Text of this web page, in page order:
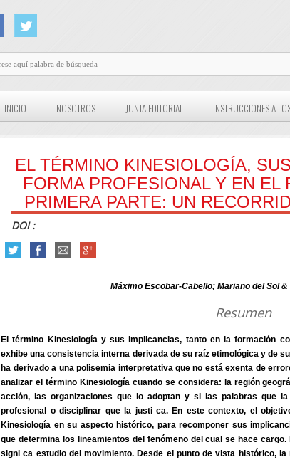
INICIO NOSOTROS JUNTA EDITORIAL INSTRUCCIONES A
EL TÉRMINO KINESIOLOGÍA,
FORMA PROFESIONAL Y EN EL
PRIMERA PARTE: UN
DOI :
Máximo Escobar-Cabello; Mariano del Sol
Resumen
El término Kinesiología y sus implicancias, tanto en la formación
exhibe una consistencia interna derivada de su raíz etimológica y de
ha derivado a una polisemia interpretativa que no está exenta de
analizar el término Kinesiología cuando se considera: la región
acción, las organizaciones que lo adoptan y si las palabras que
profesional o disciplinar que la justi ca. En este contexto, el
Kinesiología en su aspecto histórico, para recomponer sus
que determina los lineamientos del fenómeno del cual se hace cargo.
signi ca estudio del movimiento. Desde el punto de vista histórico,